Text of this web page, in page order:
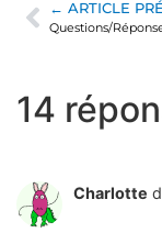
← ARTICLE
14
Charlotte